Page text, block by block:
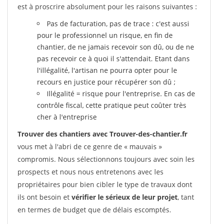
est à proscrire absolument pour les raisons suivantes :
Pas de facturation, pas de trace : c'est aussi
pour le professionnel un risque, en fin de
chantier, de ne jamais recevoir son dû, ou de ne
pas recevoir ce à quoi il s'attendait. Etant dans
l'illégalité, l'artisan ne pourra opter pour le
recours en justice pour récupérer son dû ;
Illégalité = risque pour l'entreprise. En cas de
contrôle fiscal, cette pratique peut coûter très
cher à l'entreprise
Trouver des chantiers avec Trouver-des-chantier.fr
vous met à l'abri de ce genre de « mauvais »
compromis. Nous sélectionnons toujours avec soin les
prospects et nous nous entretenons avec les
propriétaires pour bien cibler le type de travaux dont
ils ont besoin et vérifier le sérieux de leur projet, tant
en termes de budget que de délais escomptés.